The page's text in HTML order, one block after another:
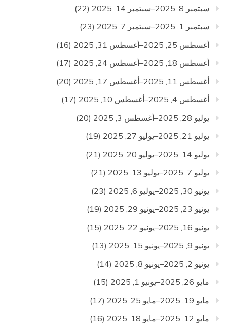
سبتمبر 8, 2025–سبتمبر 14, 2025
(22)
سبتمبر 1, 2025–سبتمبر 7, 2025
(23)
أغسطس 25, 2025–أغسطس 31, 2025
(16)
أغسطس 18, 2025–أغسطس 24, 2025
(17)
أغسطس 11, 2025–أغسطس 17, 2025
(20)
أغسطس 4, 2025–أغسطس 10, 2025
(17)
يوليو 28, 2025–أغسطس 3, 2025
(20)
يوليو 21, 2025–يوليو 27, 2025
(19)
يوليو 14, 2025–يوليو 20, 2025
(21)
يوليو 7, 2025–يوليو 13, 2025
(21)
يونيو 30, 2025–يوليو 6, 2025
(23)
يونيو 23, 2025–يونيو 29, 2025
(19)
يونيو 16, 2025–يونيو 22, 2025
(15)
يونيو 9, 2025–يونيو 15, 2025
(13)
يونيو 2, 2025–يونيو 8, 2025
(14)
مايو 26, 2025–يونيو 1, 2025
(15)
مايو 19, 2025–مايو 25, 2025
(17)
مايو 12, 2025–مايو 18, 2025
(16)